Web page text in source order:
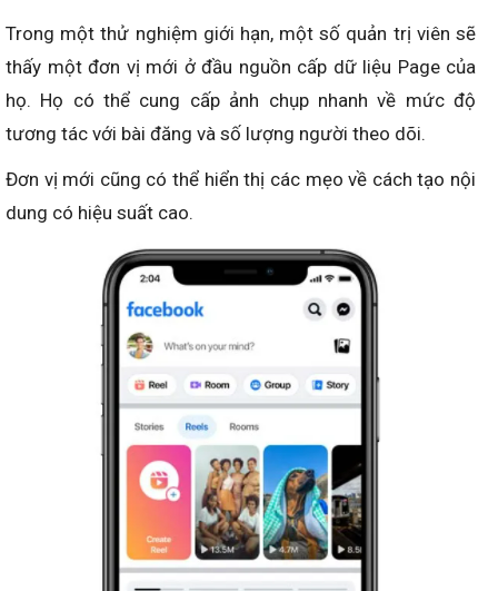
Trong một thử nghiệm giới hạn, một số quản trị viên sẽ
thấy một đơn vị mới ở đầu nguồn cấp dữ liệu Page của
họ. Họ có thể cung cấp ảnh chụp nhanh về mức độ
tương tác với bài đăng và số lượng người theo dõi.
Đơn vị mới cũng có thể hiển thị các mẹo về cách tạo nội
dung có hiệu suất cao.